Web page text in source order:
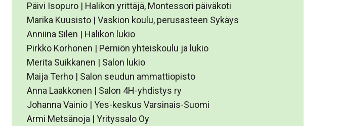
Päivi Isopuro | Halikon yrittäjä, Montessori päiväkoti
Marika Kuusisto | Vaskion koulu, perusasteen Sykäys
Anniina Silen | Halikon lukio
Pirkko Korhonen | Perniön yhteiskoulu ja lukio
Merita Suikkanen | Salon lukio
Maija Terho | Salon seudun ammattiopisto
Anna Laakkonen | Salon 4H-yhdistys ry
Johanna Vainio | Yes-keskus Varsinais-Suomi
Armi Metsänoja | Yrityssalo Oy